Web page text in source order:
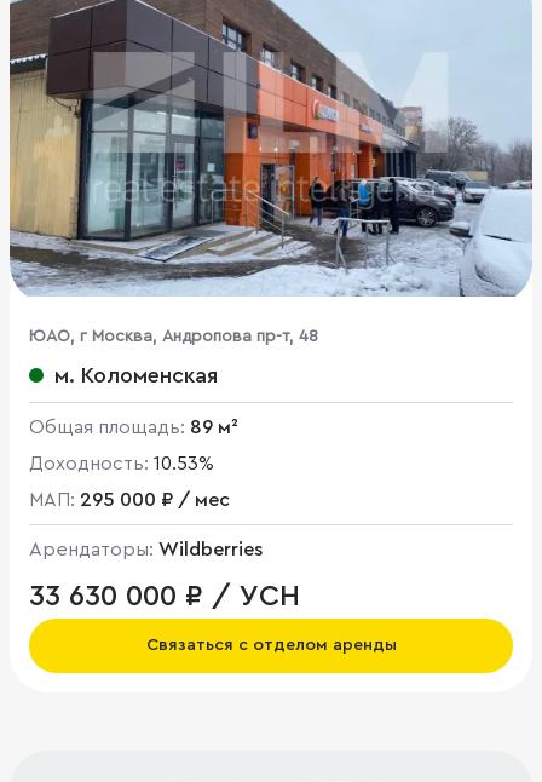
ЮАО, г Москва, Андропова пр-т, 48
м. Коломенская
Общая площадь: 89 м²
Доходность: 10.53%
МАП: 295 000 ₽ / мес
Арендаторы: Wildberries
33 630 000 ₽ / УСН
Связаться с отделом аренды